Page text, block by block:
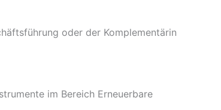
oder der Komplementärin
im Bereich Erneuerbare